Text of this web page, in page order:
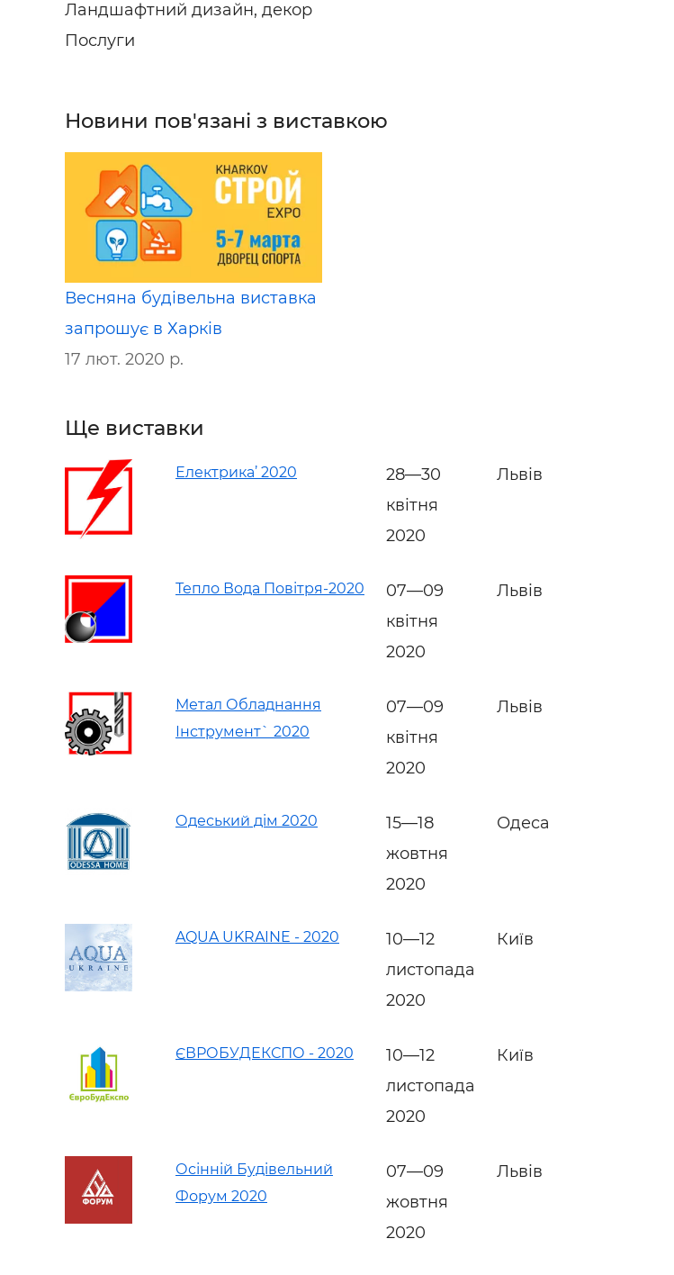
Ландшафтний дизайн, декор
Послуги
Новини пов'язані з виставкою
Весняна будівельна виставка
запрошує в Харків
17 лют. 2020 р.
Ще виставки
Електрика’ 2020
28—30
квітня
2020
Львів
Тепло Вода Повітря-2020
07—09
квітня
2020
Львів
Метал Обладнання
Інструмент` 2020
07—09
квітня
2020
Львів
Одеський дім 2020
15—18
жовтня
2020
Одеса
AQUA UKRAINE - 2020
10—12
листопада
2020
Київ
ЄВРОБУДЕКСПО - 2020
10—12
листопада
2020
Київ
Осінній Будівельний
Форум 2020
07—09
жовтня
2020
Львів